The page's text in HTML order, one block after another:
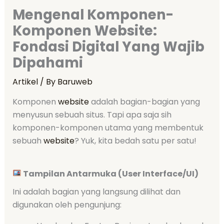
Mengenal Komponen-
Komponen Website:
Fondasi Digital Yang Wajib
Dipahami
Artikel/ By Baruweb
Komponen websiteadalah bagian-bagian yang
menyusun sebuah situs. Tapi apa saja sih
komponen-komponen utama yang membentuk
sebuah website? Yuk, kita bedah satu per satu!
Tampilan Antarmuka (User Interface/UI)
Ini adalah bagian yang langsung dilihat dan
digunakan oleh pengunjung: